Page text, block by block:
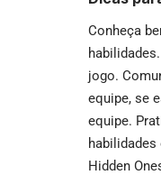
Conheça
jogo.
equipe, se
equipe.
Hidden